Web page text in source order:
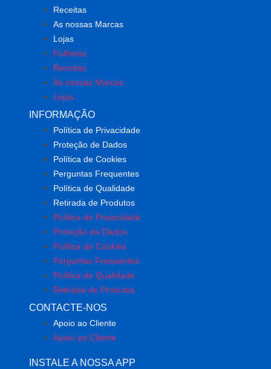
Receitas
As nossas Marcas
Lojas
Folhetos
Receitas
As nossas Marcas
Lojas
INFORMAÇÃO
Política de Privacidade
Proteção de Dados
Política de Cookies
Perguntas Frequentes
Política de Qualidade
Retirada de Produtos
Política de Privacidade
Proteção de Dados
Política de Cookies
Perguntas Frequentes
Política de Qualidade
Retirada de Produtos
CONTACTE-NOS
Apoio ao Cliente
Apoio ao Cliente
INSTALE A NOSSA APP